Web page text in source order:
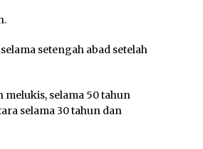
setengah abad setelah
melukis, selama 50 tahun
selama 30 tahun dan